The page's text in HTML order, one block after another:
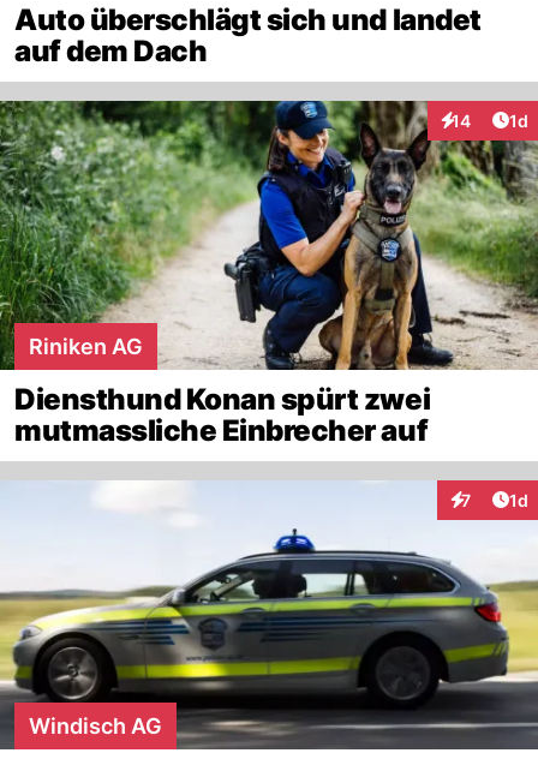
Auto überschlägt sich und landet
auf dem Dach
14 1d
Riniken AG
Diensthund Konan spürt zwei
mutmassliche Einbrecher auf
7 1d
Windisch AG